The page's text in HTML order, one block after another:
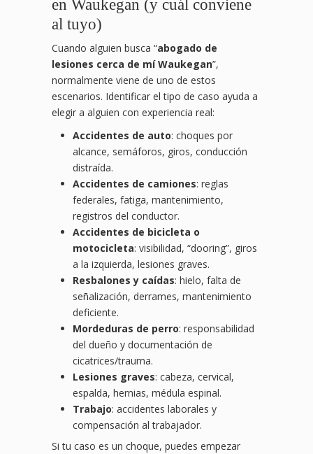
en Waukegan (y cuál conviene
al tuyo)
Cuando alguien busca “abogado de
lesiones cerca de mí Waukegan”,
normalmente viene de uno de estos
escenarios. Identificar el tipo de caso ayuda a
elegir a alguien con experiencia real:
Accidentes de auto: choques por
alcance, semáforos, giros, conducción
distraída.
Accidentes de camiones: reglas
federales, fatiga, mantenimiento,
registros del conductor.
Accidentes de bicicleta o
motocicleta: visibilidad, “dooring”, giros
a la izquierda, lesiones graves.
Resbalones y caídas: hielo, falta de
señalización, derrames, mantenimiento
deficiente.
Mordeduras de perro: responsabilidad
del dueño y documentación de
cicatrices/trauma.
Lesiones graves: cabeza, cervical,
espalda, hernias, médula espinal.
Trabajo: accidentes laborales y
compensación al trabajador.
Si tu caso es un choque, puedes empezar